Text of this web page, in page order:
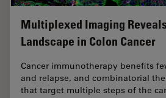
Multiplexed Imaging
Landscape in Colon Cancer
Cancer immunotherapy benefits
and relapse, and combinatorial
that target multiple steps of the